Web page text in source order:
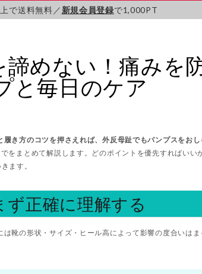
で送料無料／ 新規会員登録で1,000PT
めない！痛みを
と毎日のケア
履き方のコツを押さえれば、外反母趾でもパンプスをお
をまとめて解説します。どのポイントを優先すればい
ます。
正確に理解する
靴の形状・サイズ・ヒール高によって影響の度合いは